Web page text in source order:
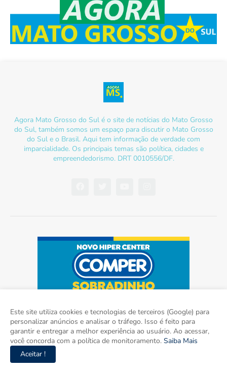
Agora Mato Grosso do Sul é o site de notícias do Mato Grosso
do Sul, também somos um espaço para discutir o Mato Grosso
do Sul e o Brasil. Aqui tem informação de verdade com
imparcialidade. Os principais temas são política, cidades e
empreendedorismo. DRT 0010556/DF.
Este site utiliza cookies e tecnologias de terceiros (Google) para
personalizar anúncios e analisar o tráfego. Isso é feito para
garantir e entregar a melhor experiência ao usuário. Ao acessar,
você concorda com a política de monitoramento. Saiba Mais
Aceitar !